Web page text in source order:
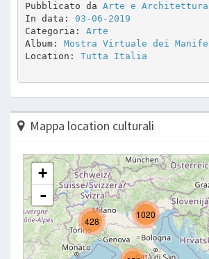
Pubblicato da Arte e Architettura
In data: 03-06-2019
Categoria: Arte
Album: Mostra Virtuale dei
Location: Tutta Italia
Mappa location culturali